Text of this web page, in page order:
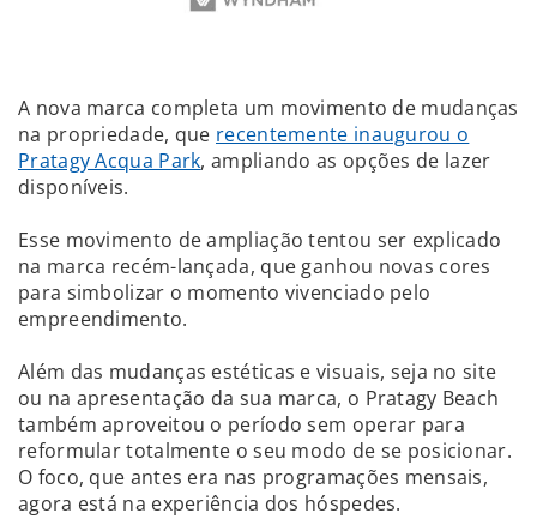
A nova marca completa um movimento de mudanças
na propriedade, que recentemente inaugurou o
Pratagy Acqua Park, ampliando as opções de lazer
disponíveis.
Esse movimento de ampliação tentou ser explicado
na marca recém-lançada, que ganhou novas cores
para simbolizar o momento vivenciado pelo
empreendimento.
Além das mudanças estéticas e visuais, seja no site
ou na apresentação da sua marca, o Pratagy Beach
também aproveitou o período sem operar para
reformular totalmente o seu modo de se posicionar.
O foco, que antes era nas programações mensais,
agora está na experiência dos hóspedes.